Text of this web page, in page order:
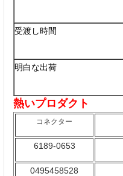
受渡し時間
明白な出荷
熱いプロダクト
コネクター
6189-0653
0495458528